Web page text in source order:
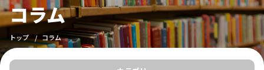
コラム
トップ コラム